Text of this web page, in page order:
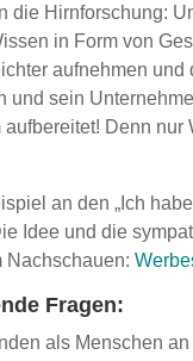
die Hirnforschung:
in Form von
aufnehmen
und sein
Denn nur
an den „Ich
Idee und die
Nachschauen:
Fragen:
als Menschen